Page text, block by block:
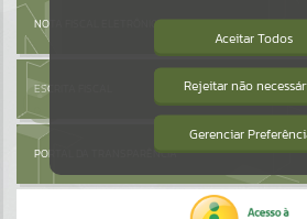
Por favor, aguarde...
Por favor, aguarde...
NOTA FISCAL ELETRÔNICA
ESCRITA FISCAL
PORTAL DA TRANSPARÊNCIA
Aceitar Todos
Rejeitar não
Gerenciar
Isto significa que diversos
providenciados poderão não